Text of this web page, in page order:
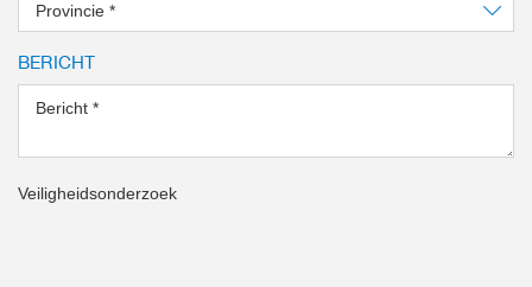
Provincie *
BERICHT
Bericht *
Veiligheidsonderzoek